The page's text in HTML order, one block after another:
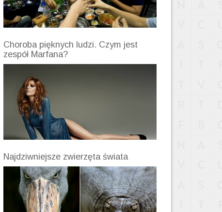
Choroba pięknych ludzi. Czym jest
zespół Marfana?
Najdziwniejsze zwierzęta świata